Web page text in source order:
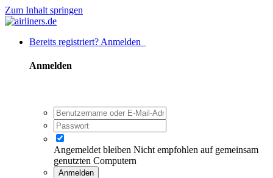
Zum Inhalt springen
Bereits registriert? Anmelden
Anmelden
Angemeldet bleiben Nicht empfohlen auf gemeinsam
genutzten Computern
Anmelden